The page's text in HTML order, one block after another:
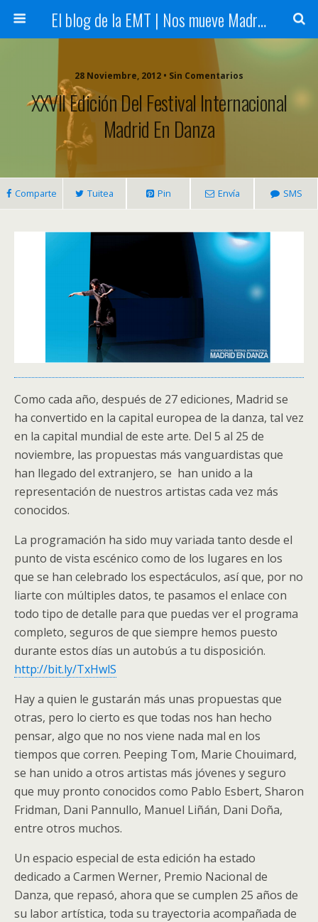
El blog de la EMT | Nos mueve Madrid
28 Noviembre, 2012 • Sin Comentarios
XXVII Edición Del Festival Internacional
Madrid En Danza
Comparte Tuitea Pin Envía SMS
Como cada año, después de 27 ediciones, Madrid se
ha convertido en la capital europea de la danza, tal vez
en la capital mundial de este arte. Del 5 al 25 de
noviembre, las propuestas más vanguardistas que
han llegado del extranjero, se han unido a la
representación de nuestros artistas cada vez más
conocidos.
La programación ha sido muy variada tanto desde el
punto de vista escénico como de los lugares en los
que se han celebrado los espectáculos, así que, por no
liarte con múltiples datos, te pasamos el enlace con
todo tipo de detalle para que puedas ver el programa
completo, seguros de que siempre hemos puesto
durante estos días un autobús a tu disposición.
http://bit.ly/TxHwlS
Hay a quien le gustarán más unas propuestas que
otras, pero lo cierto es que todas nos han hecho
pensar, algo que no nos viene nada mal en los
tiempos que corren. Peeping Tom, Marie Chouimard,
se han unido a otros artistas más jóvenes y seguro
que muy pronto conocidos como Pablo Esbert, Sharon
Fridman, Dani Pannullo, Manuel Liñán, Dani Doña,
entre otros muchos.
Un espacio especial de esta edición ha estado
dedicado a Carmen Werner, Premio Nacional de
Danza, que repasó, ahora que se cumplen 25 años de
su labor artística, toda su trayectoria acompañada de